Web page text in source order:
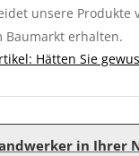
unsere Produkte
Baumarkt erhalten.
Hätten Sie
in Ihrer